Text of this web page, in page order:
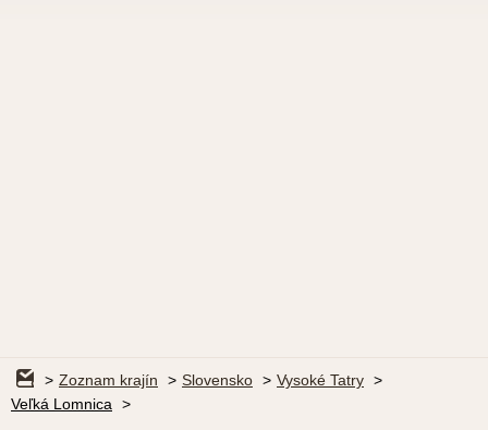
Zoznam krajín Slovensko
Vysoké Tatry
Veľká Lomnica